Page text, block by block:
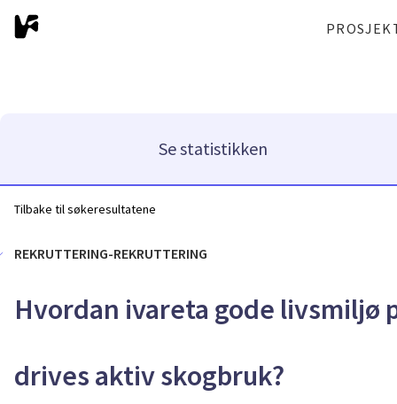
Se statistikken
Tilbake til søkeresultatene
REKRUTTERING-REKRUTTERING
Hvordan ivareta gode livsmiljø
drives aktiv skogbruk?